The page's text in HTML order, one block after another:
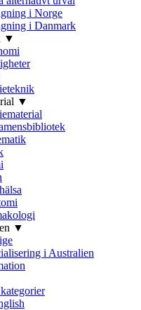
i Norge
i Danmark
▼
▼
▼
i Australien